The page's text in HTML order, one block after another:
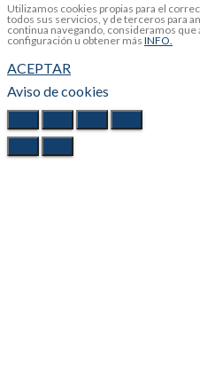
Utilizamos cookies propias para el
todos sus servicios, y de terceros para
continua navegando, consideramos que
configuración u obtener más INFO.
ACEPTAR
Aviso de cookies